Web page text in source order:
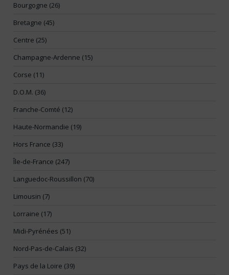
Bourgogne (26)
Bretagne (45)
Centre (25)
Champagne-Ardenne (15)
Corse (11)
D.O.M. (36)
Franche-Comté (12)
Haute-Normandie (19)
Hors France (33)
Île-de-France (247)
Languedoc-Roussillon (70)
Limousin (7)
Lorraine (17)
Midi-Pyrénées (51)
Nord-Pas-de-Calais (32)
Pays de la Loire (39)